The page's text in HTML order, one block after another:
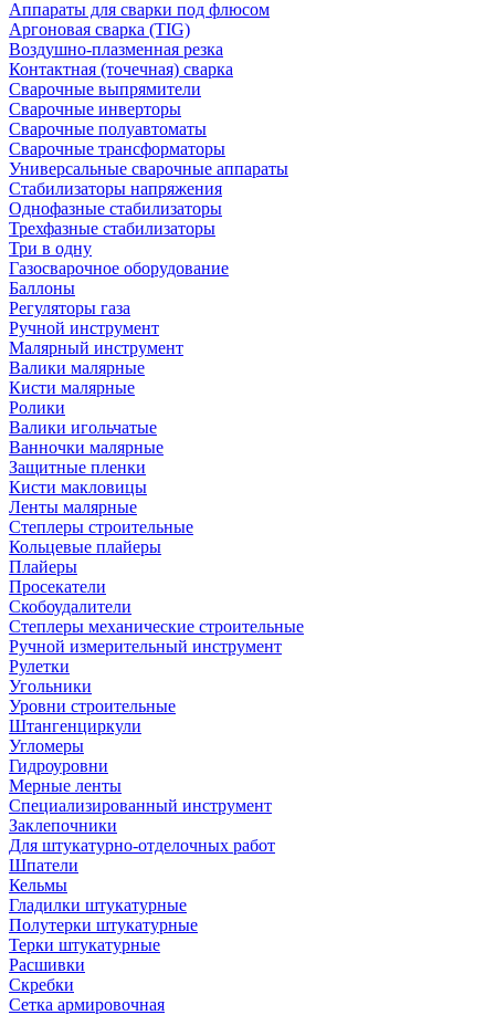
Аппараты для сварки под флюсом
Аргоновая сварка (TIG)
Воздушно-плазменная резка
Контактная (точечная) сварка
Сварочные выпрямители
Сварочные инверторы
Сварочные полуавтоматы
Сварочные трансформаторы
Универсальные сварочные аппараты
Стабилизаторы напряжения
Однофазные стабилизаторы
Трехфазные стабилизаторы
Три в одну
Газосварочное оборудование
Баллоны
Регуляторы газа
Ручной инструмент
Малярный инструмент
Валики малярные
Кисти малярные
Ролики
Валики игольчатые
Ванночки малярные
Защитные пленки
Кисти макловицы
Ленты малярные
Степлеры строительные
Кольцевые плайеры
Плайеры
Просекатели
Скобоудалители
Степлеры механические строительные
Ручной измерительный инструмент
Рулетки
Угольники
Уровни строительные
Штангенциркули
Угломеры
Гидроуровни
Мерные ленты
Специализированный инструмент
Заклепочники
Для штукатурно-отделочных работ
Шпатели
Кельмы
Гладилки штукатурные
Полутерки штукатурные
Терки штукатурные
Расшивки
Скребки
Сетка армировочная